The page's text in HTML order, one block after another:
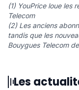
(1) YouPrice loue les
Telecom
(2) Les anciens
tandis que les
Bouygues Telecom
Les